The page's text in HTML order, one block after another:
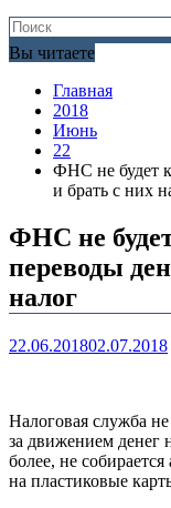
Вы читаете
Главная
2018
Июнь
22
ФНС не будет
и брать с них
ФНС не
переводы
налог
22.06.201802.07.2018
Налоговая служба не
за движением денег
более, не
на пластиковые